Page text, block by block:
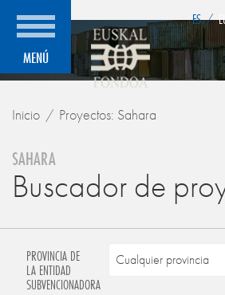
MENÚ
ES /
Inicio Proyectos: Sahara
SAHARA
Buscador de
PROVINCIA DE
LA ENTIDAD
SUBVENCIONADORA